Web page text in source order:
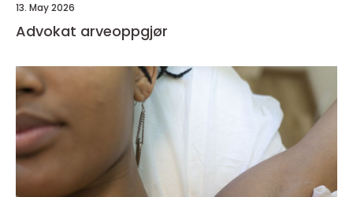
13. May 2026
Advokat arveoppgjør